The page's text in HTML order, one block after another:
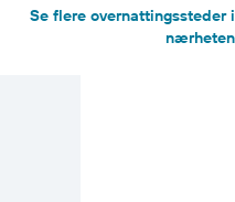
Se flere overnattingssteder i
nærheten